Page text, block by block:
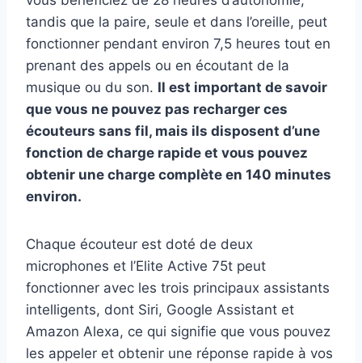
tandis que la paire, seule et dans l’oreille, peut
fonctionner pendant environ 7,5 heures tout en
prenant des appels ou en écoutant de la
musique ou du son. Il est important de savoir
que vous ne pouvez pas recharger ces
écouteurs sans fil, mais ils disposent d’une
fonction de charge rapide et vous pouvez
obtenir une charge complète en 140 minutes
environ.
Chaque écouteur est doté de deux
microphones et l’Elite Active 75t peut
fonctionner avec les trois principaux assistants
intelligents, dont Siri, Google Assistant et
Amazon Alexa, ce qui signifie que vous pouvez
les appeler et obtenir une réponse rapide à vos